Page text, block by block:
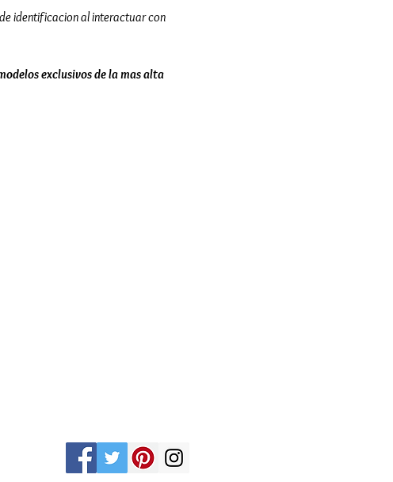
identificacion al interactuar con
exclusivos de la mas alta